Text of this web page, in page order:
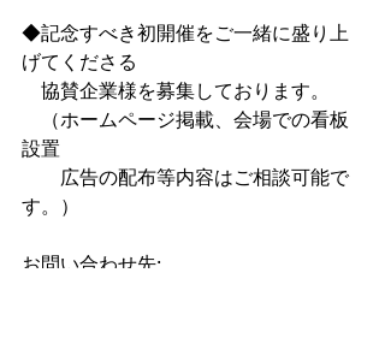
◆記念すべき初開催をご一緒に盛り上
げてくださる
協賛企業様を募集しております。
（ホームページ掲載、会場での看板
設置
広告の配布等内容はご相談可能で
す。）
お問い合わせ先: